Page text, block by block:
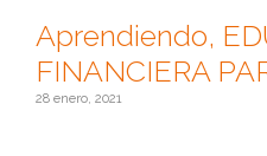
Aprendiendo,
FINANCIERA
28 enero, 2021